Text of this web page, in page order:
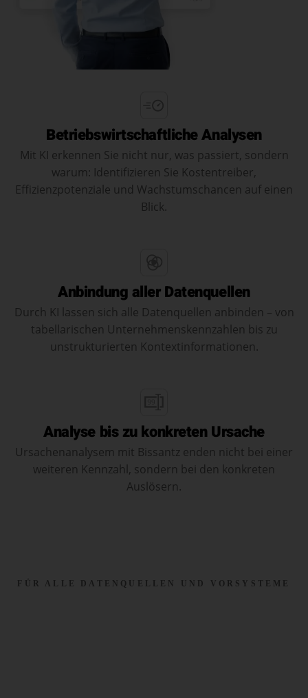
Betriebswirtschaftliche Analysen
Mit KI erkennen Sie nicht nur, was passiert, sondern
warum: Identifizieren Sie Kostentreiber,
Effizienzpotenziale und Wachstumschancen auf einen
Blick.
Anbindung aller Datenquellen
Durch KI lassen sich alle Datenquellen anbinden – von
tabellarischen Unternehmenskennzahlen bis zu
unstrukturierten Kontextinformationen.
Analyse bis zu konkreten Ursache
Ursachenanalysem mit Bissantz enden nicht bei einer
weiteren Kennzahl, sondern bei den konkreten
Auslösern.
FÜR ALLE DATENQUELLEN UND VORSYSTEME